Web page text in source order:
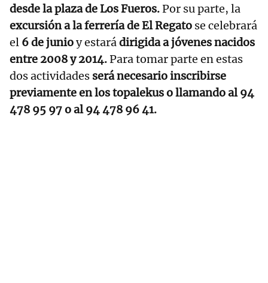
desde la plaza de Los Fueros.Por su parte, la
excursión a la ferrería de El Regato se celebrará
el 6 de junioy estarádirigida a jóvenes nacidos
entre 2008 y 2014.Para tomar parte en estas
dos actividades será necesario inscribirse
previamente en los topalekus o llamando al 94
478 95 97 o al 94 478 96 41.